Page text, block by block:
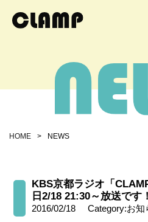
HOME > NEWS
KBS京都ラジオ「
日2/18 21:30～放送です！
2016/02/18 Category:お知